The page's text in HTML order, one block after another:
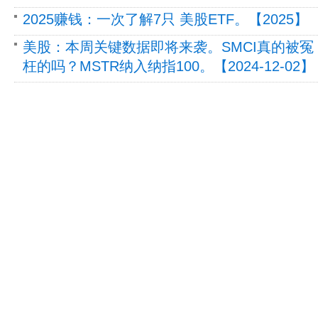
2025赚钱：一次了解7只 美股ETF。【2025】
美股：本周关键数据即将来袭。SMCI真的被冤
枉的吗？MSTR纳入纳指100。【2024-12-02】